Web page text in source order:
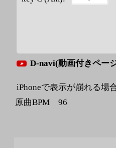
D-navi(動画付きペー
iPhoneで表示が崩れる場
原曲BPM 96